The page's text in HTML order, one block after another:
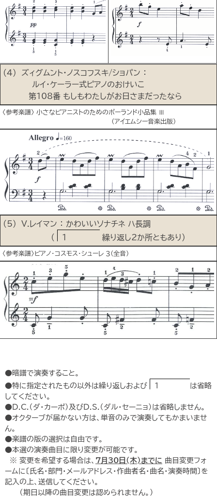
(4) ズィグムント･ノスコフスキ/ショパン ：
ルイ･ケーラー式ピアノのおけいこ
第108番 もしもわたしがお日さまだったなら
〈参考楽譜〉 小さなピアニストのためのポーランド小品集 Ⅲ
(アイエムシー音楽出版)
(5) V.レイマン ： かわいいソナチネ ハ長調
(
1 繰り返し2か所ともあり）
〈参考楽譜〉ピアノ･コスモス･シューレ ３(全音)
●暗譜で演奏すること。
●特に指定されたもの以外は繰り返しおよび
1
は省略
してください。
●D.C.（ダ・カーポ）及びD.S.（ダル・セーニョ）は省略しません。
●オクターブが届かない方は、単音のみで演奏してもかまいませ
ん。
●楽譜の版の選択は自由です。
●本選の演奏曲目に限り変更が可能です。
※ 変更を希望する場合は、 7月30日(木)までに 曲目変更フォ
ームに〔氏名・部門・メールアドレス・作曲者名・曲名・演奏時間〕を
記入の上、送信してください。
（期日以降の曲目変更は認められません。）